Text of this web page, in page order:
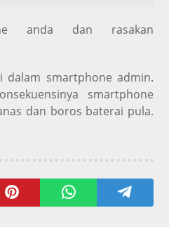
anda dan rasakan
dalam smartphone admin.
smartphone
dan boros baterai pula.